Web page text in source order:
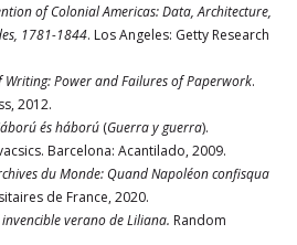
of Colonial Americas: Data, Architecture,
1781-1844. Los Angeles: Getty Research
Writing: Power and Failures of Paperwork.
2012.
és háború (Guerra y guerra).
Barcelona: Acantilado, 2009.
du Monde: Quand Napoléon confisqua
de France, 2020.
invencible verano de Liliana. Random